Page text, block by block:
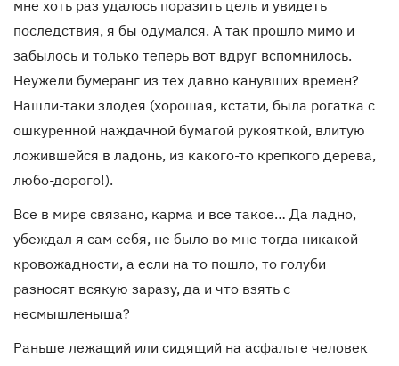
мне хоть раз удалось поразить цель и увидеть
последствия, я бы одумался. А так прошло мимо и
забылось и только теперь вот вдруг вспомнилось.
Неужели бумеранг из тех давно канувших времен?
Нашли-таки злодея (хорошая, кстати, была рогатка с
ошкуренной наждачной бумагой рукояткой, влитую
ложившейся в ладонь, из какого-то крепкого дерева,
любо-дорого!).
Все в мире связано, карма и все такое… Да ладно,
убеждал я сам себя, не было во мне тогда никакой
кровожадности, а если на то пошло, то голуби
разносят всякую заразу, да и что взять с
несмышленыша?
Раньше лежащий или сидящий на асфальте человек